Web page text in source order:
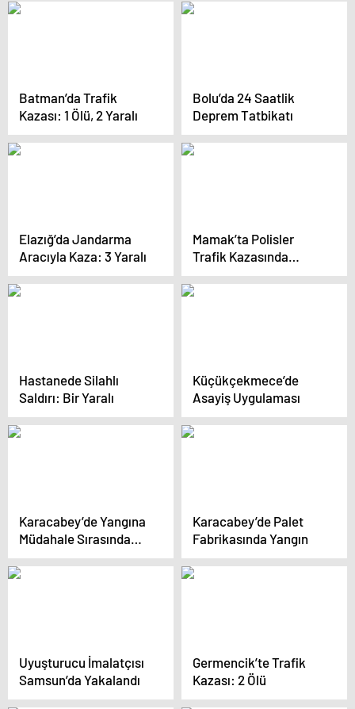
Batman’da Trafik
Kazası: 1 Ölü, 2 Yaralı
Bolu’da 24 Saatlik
Deprem Tatbikatı
Elazığ’da Jandarma
Aracıyla Kaza: 3 Yaralı
Mamak’ta Polisler
Trafik Kazasında
Yaralandı
Hastanede Silahlı
Saldırı: Bir Yaralı
Küçükçekmece’de
Asayiş Uygulaması
Karacabey’de Yangına
Müdahale Sırasında
İtfaiye Eri Etkilendi
Karacabey’de Palet
Fabrikasında Yangın
Uyuşturucu İmalatçısı
Samsun’da Yakalandı
Germencik’te Trafik
Kazası: 2 Ölü